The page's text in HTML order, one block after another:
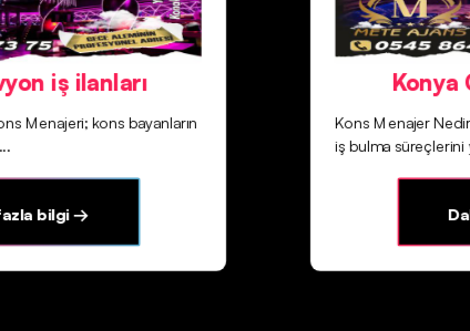
iş ilanları
Menajeri; kons bayanların
bilgi →
Konya
Kons Menajer
iş bulma süreçlerini